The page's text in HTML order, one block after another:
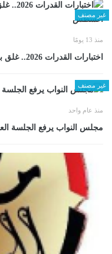
غير مصنف
منذ 13 يومًا
اختبارات القدرات 2026.. غلق باب التقدم عبر موقع التنسيق 6 أغسطس
غير مصنف
منذ عام واحد
مجلس النواب يرفع الجلسة